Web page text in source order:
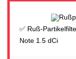
✅ Ruß-
Note 1.5 dCi